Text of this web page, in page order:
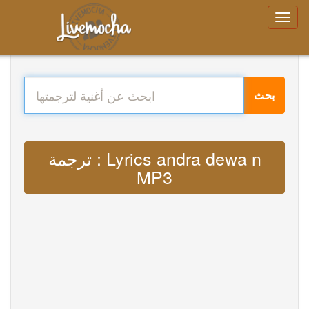
بحث
ترجمة : Lyrics andra dewa n
MP3